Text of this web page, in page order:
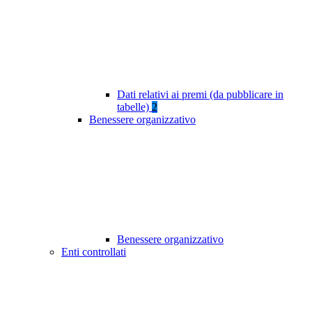
Dati relativi ai premi (da pubblicare in
tabelle) 2
Benessere organizzativo
Benessere organizzativo
Enti controllati